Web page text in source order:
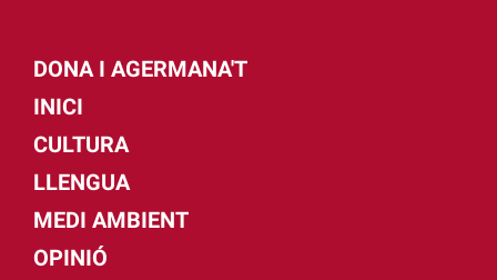
DONA I AGERMANA'T
INICI
CULTURA
LLENGUA
MEDI AMBIENT
OPINIÓ